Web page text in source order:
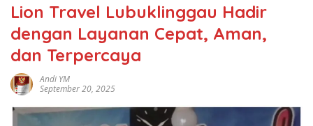
Lion Travel Lubuklinggau Hadir
dengan Layanan Cepat, Aman,
dan Terpercaya
Andi YM
September 20, 2025